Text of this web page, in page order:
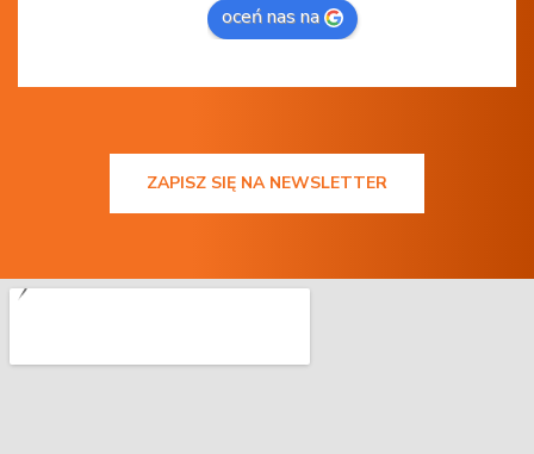
oceń nas na
ZAPISZ SIĘ NA NEWSLETTER